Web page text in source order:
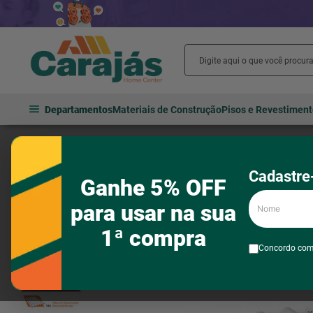
DepartamentosMateriais de ConstruçãoPisos e
Ganhe 5% OFF
para usar na sua
1ª compra
Nome
Concordo
Materiais de construção